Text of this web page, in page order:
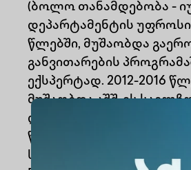
(ბოლო თანამდებობა -
დეპარტამენტის
წლებში, მუშაობდა
განვითარების
ექსპერტად. 2012-2016
მუშაობდა აშშ-ის
დეპარტამენტის
წლებში, ევროკავშირის
საერთაშორისო